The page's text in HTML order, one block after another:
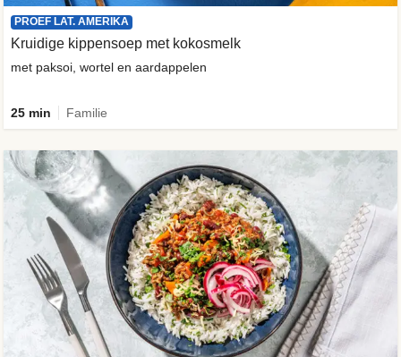
PROEF LAT. AMERIKA
Kruidige kippensoep met kokosmelk
met paksoi, wortel en aardappelen
25 min Familie